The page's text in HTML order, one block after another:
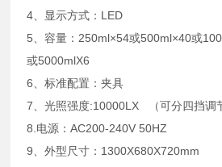
4、显示方式：LED
5、容量：250ml×54或500ml×40或
或5000mlX6
6、标准配置：夹具
7、光照强度:10000LX （可分四挡调
8.电源：AC200-240V 50HZ
9、外型尺寸：1300X680X720mm